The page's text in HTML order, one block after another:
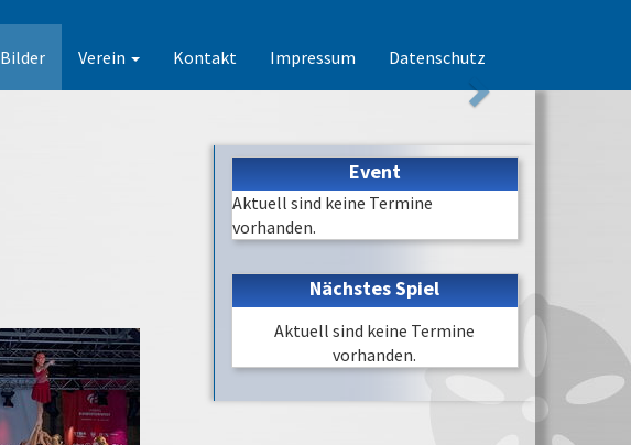
Bilder Verein Kontakt Impressum Datenschutz
Event
Aktuell sind keine Termine
vorhanden.
Nächstes Spiel
Aktuell sind keine Termine
vorhanden.